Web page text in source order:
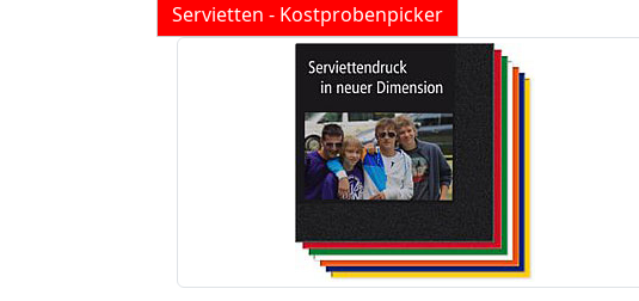
Servietten - Kostprobenpicker